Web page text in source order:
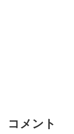
コメント